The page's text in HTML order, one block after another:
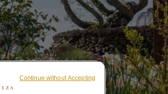
Continue without Accepting